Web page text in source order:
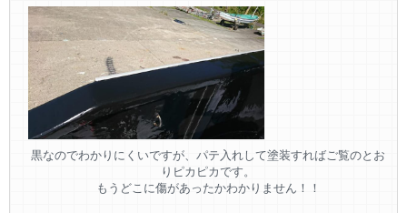
黒なのでわかりにくいですが、パテ入れして塗装すればご覧のとお
りピカピカです。
もうどこに傷があったかわかりません！！